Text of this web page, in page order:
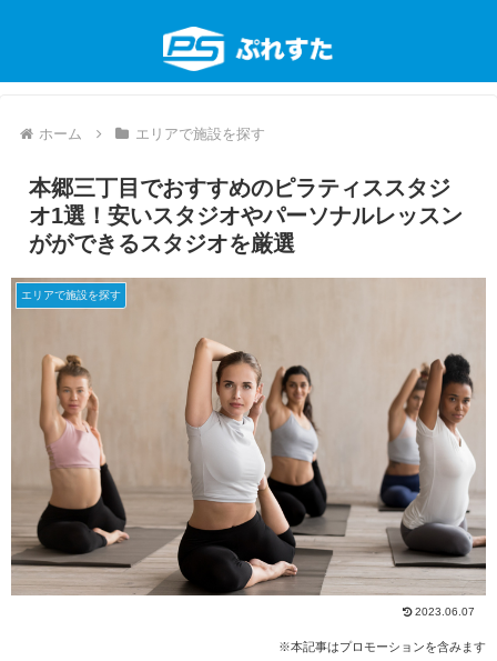
ホーム エリアで施設を探す
本郷三丁目でおすすめのピラティススタジ
オ1選！安いスタジオやパーソナルレッスン
がができるスタジオを厳選
エリアで施設を探す
2023.06.07
※本記事はプロモーションを含みます